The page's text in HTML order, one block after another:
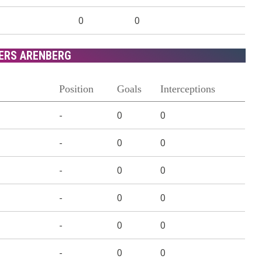
0 0
ARENBERG
Position Goals Interceptions
- 0 0
- 0 0
- 0 0
- 0 0
- 0 0
- 0 0